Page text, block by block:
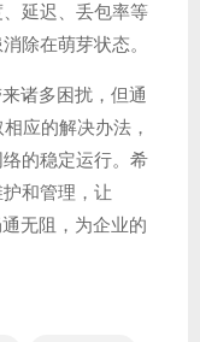
延迟、丢包率等
除在萌芽状态。
诸多困扰，但通
应的解决办法，
的稳定运行。希
和管理，让
无阻，为企业的